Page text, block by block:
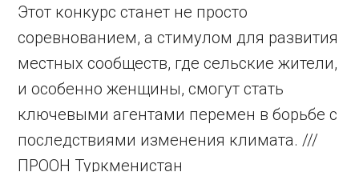
Этот конкурс станет не просто
соревнованием, а стимулом для развития
местных сообществ, где сельские жители,
и особенно женщины, смогут стать
ключевыми агентами перемен в борьбе с
последствиями изменения климата. ///
ПРООН Туркменистан